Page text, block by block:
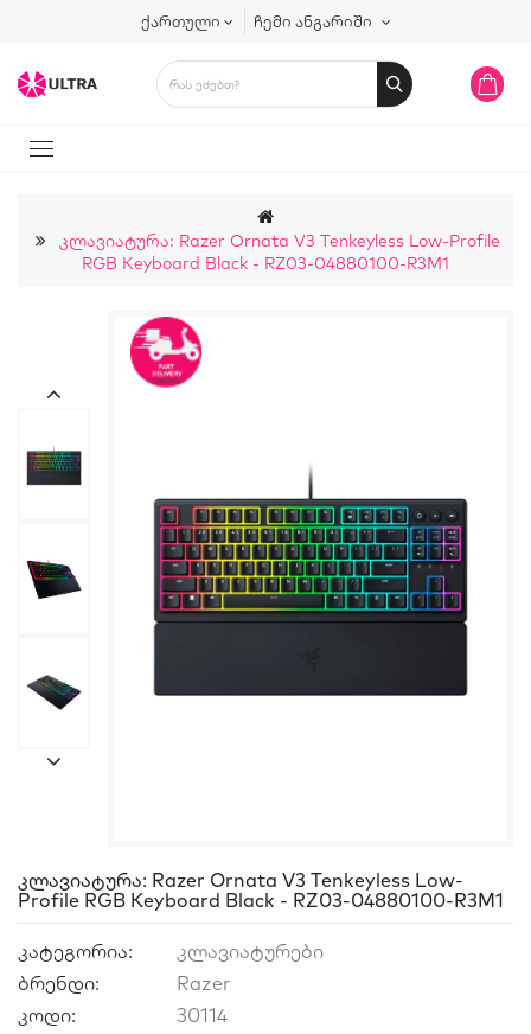
ქართული ჩემი ანგარიში
Კლავიატურა: Razer Ornata V3 Tenkeyless Low-Profile
RGB Keyboard Black - RZ03-04880100-R3M1
Კლავიატურა: Razer Ornata V3 Tenkeyless Low-
Profile RGB Keyboard Black - RZ03-04880100-R3M1
კატეგორია:
კლავიატურები
ბრენდი:
Razer
კოდი:
30114